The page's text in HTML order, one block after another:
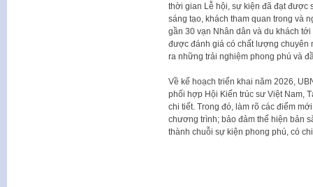
thời gian Lễ hội, sự kiện đã đạt được
sáng tạo, khách tham quan trong và
gần 30 vạn Nhân dân và du khách
được đánh giá có chất lượng chuyên
ra những trải nghiệm phong phú và
Về kế hoạch triển khai năm 2026,
phối hợp Hội Kiến trúc sư Việt Nam,
chi tiết. Trong đó, làm rõ các điểm
chương trình; bảo đảm thể hiện bản
thành chuỗi sự kiện phong phú, có